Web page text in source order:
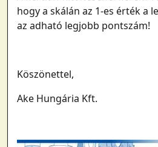
hogy a skálán az 1-es érték a
az adható legjobb pontszám!
Köszönettel,
Ake Hungária Kft.